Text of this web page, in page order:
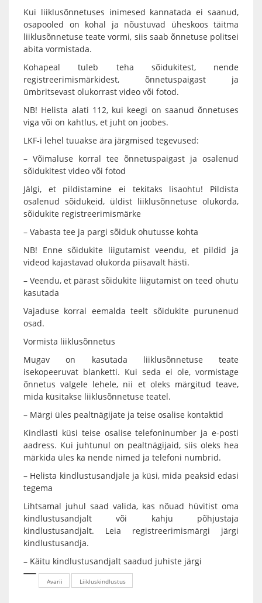
Kui liiklusõnnetuses inimesed kannatada ei saanud,
osapooled on kohal ja nõustuvad üheskoos täitma
liiklusõnnetuse teate vormi, siis saab õnnetuse politsei
abita vormistada.
Kohapeal tuleb teha sõidukitest, nende
registreerimismärkidest, õnnetuspaigast ja
ümbritsevast olukorrast video või fotod.
NB! Helista alati 112, kui keegi on saanud õnnetuses
viga või on kahtlus, et juht on joobes.
LKF-i lehel tuuakse ära järgmised tegevused:
– Võimaluse korral tee õnnetuspaigast ja osalenud
sõidukitest video või fotod
Jälgi, et pildistamine ei tekitaks lisaohtu! Pildista
osalenud sõidukeid, üldist liiklusõnnetuse olukorda,
sõidukite registreerimismärke
– Vabasta tee ja pargi sõiduk ohutusse kohta
NB! Enne sõidukite liigutamist veendu, et pildid ja
videod kajastavad olukorda piisavalt hästi.
– Veendu, et pärast sõidukite liigutamist on teed ohutu
kasutada
Vajaduse korral eemalda teelt sõidukite purunenud
osad.
Vormista liiklusõnnetus
Mugav on kasutada liiklusõnnetuse teate
isekopeeruvat blanketti. Kui seda ei ole, vormistage
õnnetus valgele lehele, nii et oleks märgitud teave,
mida küsitakse liiklusõnnetuse teatel.
– Märgi üles pealtnägijate ja teise osalise kontaktid
Kindlasti küsi teise osalise telefoninumber ja e-posti
aadress. Kui juhtunul on pealtnägijaid, siis oleks hea
märkida üles ka nende nimed ja telefoni numbrid.
– Helista kindlustusandjale ja küsi, mida peaksid edasi
tegema
Lihtsamal juhul saad valida, kas nõuad hüvitist oma
kindlustusandjalt või kahju põhjustaja
kindlustusandjalt. Leia registreerimismärgi järgi
kindlustusandja.
– Käitu kindlustusandjalt saadud juhiste järgi
Avarii Liikluskindlustus